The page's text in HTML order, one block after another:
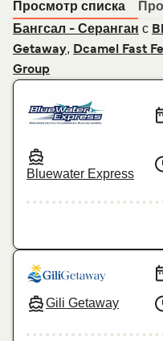
Просмотр списка
Бангсал - Серанган с
Getaway, Dcamel Fast
Group
Bluewater Express
Gili Getaway